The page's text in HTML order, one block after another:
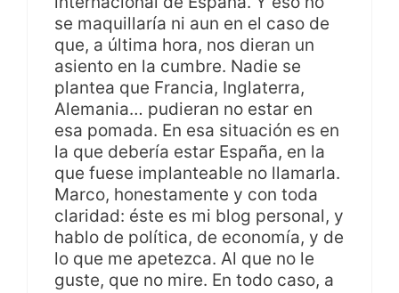
se maquillaría ni aun en el caso de
que, a última hora, nos dieran un
asiento en la cumbre. Nadie se
plantea que Francia, Inglaterra,
Alemania… pudieran no estar en
esa pomada. En esa situación es en
la que debería estar España, en la
que fuese implanteable no llamarla.
Marco, honestamente y con toda
claridad: éste es mi blog personal, y
hablo de política, de economía, y de
lo que me apetezca. Al que no le
guste, que no mire. En todo caso, a